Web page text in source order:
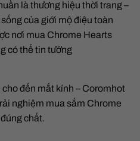
là thương hiệu thời trang –
của giới mộ điệu toàn
nơi mua Chrome Hearts
có thể tin tưởng
đến mắt kính – Coromhot
nghiệm mua sắm Chrome
chất.